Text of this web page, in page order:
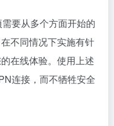
要从多个方面开始的
不同情况下实施有针
在线体验。使用上述
连接，而不牺牲安全